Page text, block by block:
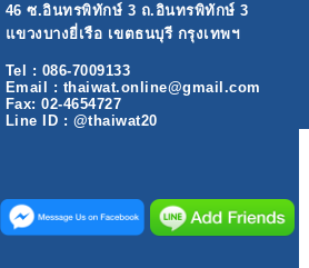
46 ซ.อินทรพิทักษ์ 3 ถ.อินทรพิทักษ์ 3
แขวงบางยี่เรือ เขตธนบุรี กรุงเทพฯ
Tel : 086-7009133
Email : thaiwat.online@gmail.com
Fax: 02-4654727
Line ID : @thaiwat20